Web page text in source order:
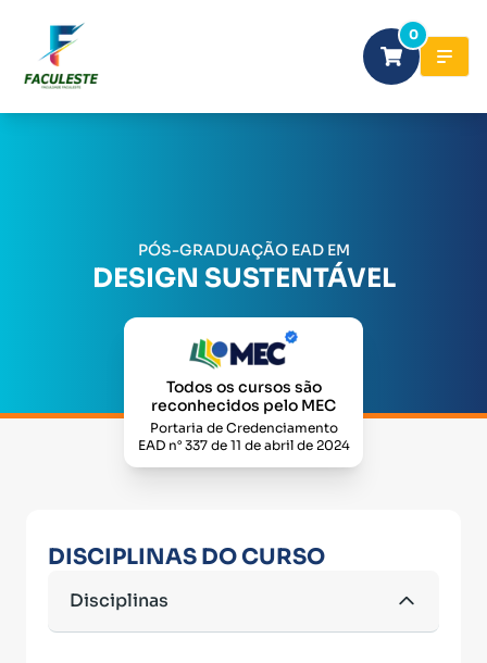
0
PÓS-GRADUAÇÃO EAD EM
DESIGN SUSTENTÁVEL
Todos os cursos são
reconhecidos pelo MEC
Portaria de Credenciamento
EAD n° 337 de 11 de abril de 2024
DISCIPLINAS DO CURSO
Disciplinas